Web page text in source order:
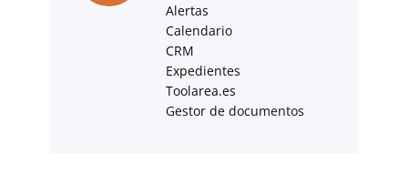
Alertas
Calendario
CRM
Expedientes
Toolarea.es
Gestor de documentos